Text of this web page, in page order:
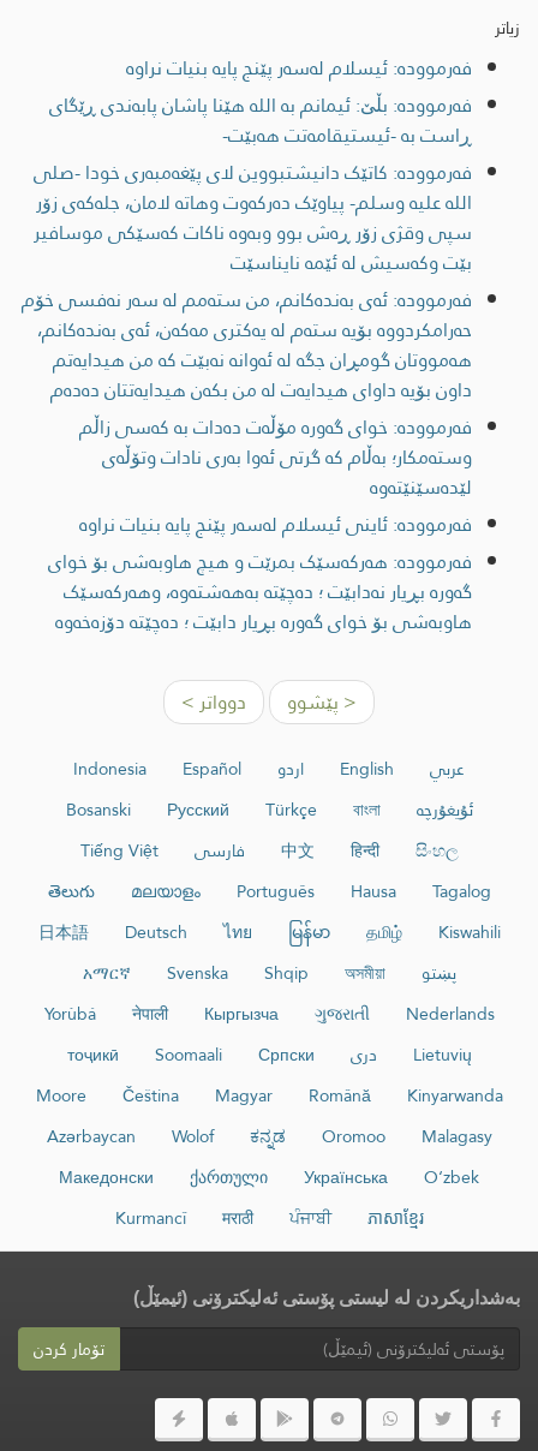
زیاتر
فەرموودە: ئیسلام لەسەر پێنج پایە بنیات نراوە
فەرموودە: بڵێ: ئیمانم بە الله هێنا پاشان پابەندی ڕێگای
ڕاست بە -ئیستیقامەتت هەبێت-
فەرموودە: کاتێک دانیشتبووین لای پێغەمبەری خودا -صلى
اللە علیە وسلم- پیاوێک دەرکەوت وهاتە لامان، جلەکەی زۆر
سپی وقژی زۆر ڕەش بوو وبەوە ناکات کەسێکی موسافیر
بێت وکەسیش لە ئێمە نایناسێت
فەرموودە: ئەی بەندەکانم، من ستەمم لە سەر نەفسی خۆم
حەرامکردووە بۆیە ستەم لە یەکتری مەکەن، ئەی بەندەکانم،
هەمووتان گومڕان جگە لە ئەوانە نەبێت کە من هیدایەتم
داون بۆیە داوای هیدایەت لە من بکەن هیدایەتتان دەدەم
فەرموودە: خوای گەورە مۆڵەت دەدات بە کەسی زاڵم
وستەمکار؛ بەڵام کە گرتی ئەوا بەری نادات وتۆڵەی
لێدەسێنێتەوە
فەرموودە: ئاینی ئیسلام لەسەر پێنج پایە بنیات نراوە
فەرموودە: هەرکەسێک بمرێت و هیچ هاوبەشی بۆ خواى
گەورە بڕیار نەدابێت ؛ دەچێتە بەهەشتەوە، وهەرکەسێک
هاوبەشی بۆ خواى گەورە بڕیار دابێت ؛ دەچێتە دۆزەخەوە
< پێشوو دوواتر >
عربي English اردو Español
Indonesia
ئۇيغۇرچە
বাংলা
Türkçe
Русский
Bosanski
සිංහල
हिन्दी
中文 فارسی
Tiếng Việt
Tagalog
Hausa
Português
മലയാളം
తెలుగు
Kiswahili
தமிழ்
မြန်မာ
ไทย
Deutsch
日本語
پښتو
অসমীয়া
Shqip
Svenska
አማርኛ
Nederlands
ગુજરાતી
Кыргызча
नेपाली
Yorùbá
Lietuvių
دری Српски
Soomaali
тоҷикӣ
Kinyarwanda
Română
Magyar
Čeština
Moore
Malagasy
Oromoo
ಕನ್ನಡ
Wolof
Azərbaycan
O‘zbek
Українська
ქართული
Македонски
ភាសាខ្មែរ
ਪੰਜਾਬੀ
मराठी
Kurmancî
بەشداریکردن لە لیستی پۆستی ئەلیکترۆنی (ئیمێڵ)
تۆمار کردن